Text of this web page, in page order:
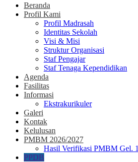
Beranda
Profil Kami
Profil Madrasah
Identitas Sekolah
Visi & Misi
Struktur Organisasi
Staf Pengajar
Staf Tenaga Kependidikan
Agenda
Fasilitas
Informasi
Ekstrakurikuler
Galeri
Kontak
Kelulusan
PMBM 2026/2027
Hasil Verifikasi PMBM Gel. 1
PPDB